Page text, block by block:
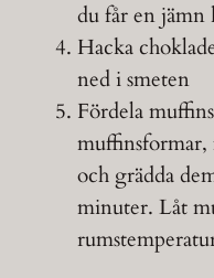
du får en
Hacka
ned i smeten
Fördela
och grädda
minuter. Låt